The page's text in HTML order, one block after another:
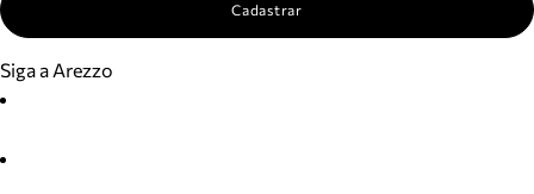
Cadastrar
Siga a Arezzo